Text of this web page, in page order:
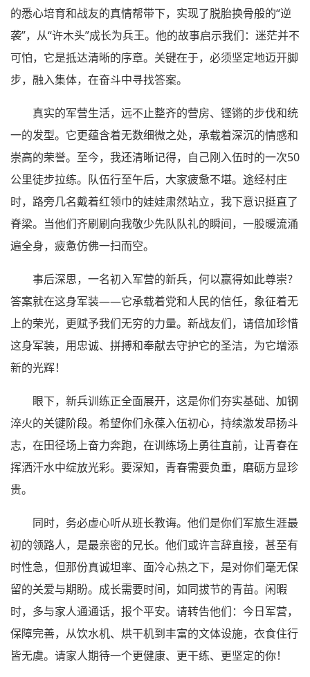
的悉心培育和战友的真情帮带下，实现了脱胎换骨般的“逆
袭”，从“许木头”成长为兵王。他的故事启示我们：迷茫并不
可怕，它是抵达清晰的序章。关键在于，必须坚定地迈开脚
步，融入集体，在奋斗中寻找答案。
真实的军营生活，远不止整齐的营房、铿锵的步伐和统
一的发型。它更蕴含着无数细微之处，承载着深沉的情感和
崇高的荣誉。至今，我还清晰记得，自己刚入伍时的一次50
公里徒步拉练。队伍行至午后，大家疲惫不堪。途经村庄
时，路旁几名戴着红领巾的娃娃肃然站立，我下意识挺直了
脊梁。当他们齐刷刷向我敬少先队队礼的瞬间，一股暖流涌
遍全身，疲惫仿佛一扫而空。
事后深思，一名初入军营的新兵，何以赢得如此尊崇？
答案就在这身军装——它承载着党和人民的信任，象征着无
上的荣光，更赋予我们无穷的力量。新战友们，请倍加珍惜
这身军装，用忠诚、拼搏和奉献去守护它的圣洁，为它增添
新的光辉！
眼下，新兵训练正全面展开，这是你们夯实基础、加钢
淬火的关键阶段。希望你们永葆入伍初心，持续激发昂扬斗
志，在田径场上奋力奔跑，在训练场上勇往直前，让青春在
挥洒汗水中绽放光彩。要深知，青春需要负重，磨砺方显珍
贵。
同时，务必虚心听从班长教诲。他们是你们军旅生涯最
初的领路人，是最亲密的兄长。他们或许言辞直接，甚至有
时性急，但那份真诚坦率、面冷心热之下，是对你们毫无保
留的关爱与期盼。成长需要时间，如同拔节的青苗。闲暇
时，多与家人通通话，报个平安。请转告他们：今日军营，
保障完善，从饮水机、烘干机到丰富的文体设施，衣食住行
皆无虞。请家人期待一个更健康、更干练、更坚定的你！